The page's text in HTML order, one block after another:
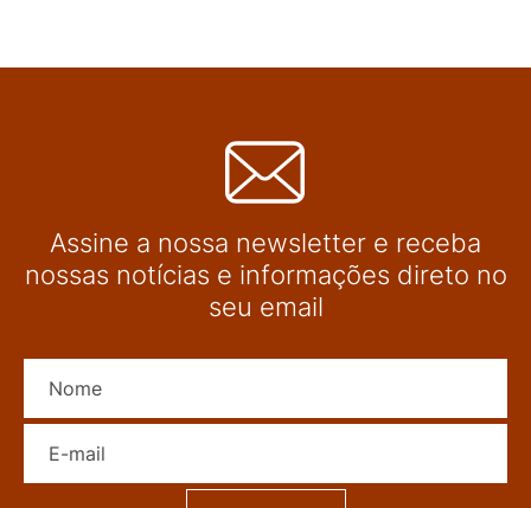
Assine a nossa newsletter e receba
nossas notícias e informações direto no
seu email